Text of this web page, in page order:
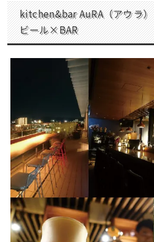
kitchen&bar AuRA（アウラ）
ビール×BAR